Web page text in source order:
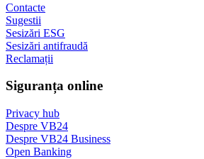
Contacte
Sugestii
Sesizări ESG
Sesizări antifraudă
Reclamații
Siguranța online
Privacy hub
Despre VB24
Despre VB24 Business
Open Banking